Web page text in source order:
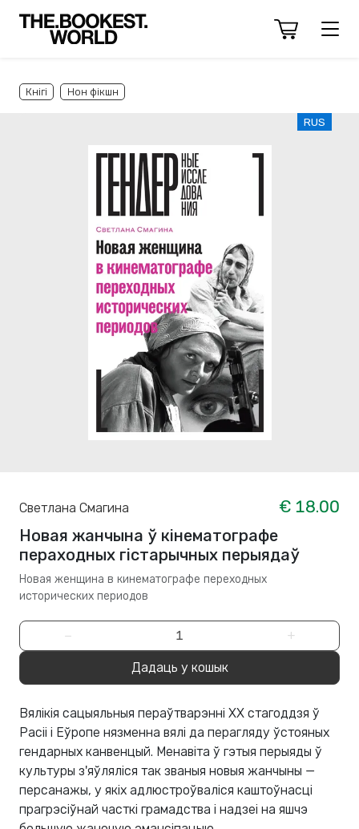
Кнігі Нон фікшн
RUS
Светлана Смагина
€ 18.00
Новая жанчына ў кінематографе
пераходных гістарычных перыядаў
Новая женщина в кинематографе переходных
исторических периодов
− +
Дадаць у кошык
Вялікія сацыяльныя пераўтварэнні XX стагоддзя ў
Расіі і Еўропе нязменна вялі да перагляду ўстояных
гендарных канвенцый. Менавіта ў гэтыя перыяды ў
культуры з'яўляліся так званыя новыя жанчыны —
персанажы, у якіх адлюстроўваліся каштоўнасці
прагрэсіўнай часткі грамадства і надзеі на яшчэ